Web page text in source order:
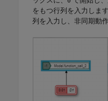
をもつ行列を入力します
列を入力し、非同期動